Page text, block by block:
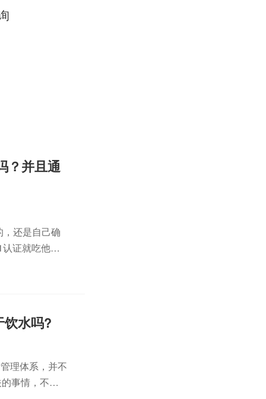
？并且通
还是自己确
证就吃他的
水吗?
理体系，并不
事情，不要